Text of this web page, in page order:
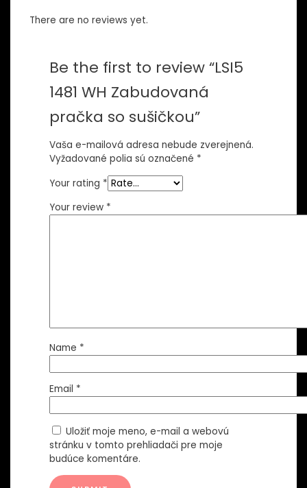
There are no reviews yet.
Be the first to review “LSI5
1481 WH Zabudovaná
pračka so sušičkou”
Vaša e-mailová adresa nebude zverejnená.
Vyžadované polia sú označené *
Your rating *
Your review *
Name *
Email *
Uložiť moje meno, e-mail a webovú
stránku v tomto prehliadači pre moje
budúce komentáre.